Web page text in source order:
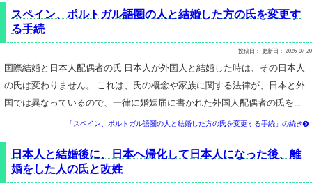
スペイン、ポルトガル語圏の人と結婚した方の氏を変更す
る手続
投稿日： 更新日： 2026-07-20
国際結婚と日本人配偶者の氏 日本人が外国人と結婚した時は、その日本人
の氏は変わりません。 これは、氏の概念や家族に関する法律が、日本と外
国では異なっているので、一律に婚姻届に書かれた外国人配偶者の氏を...
「スペイン、ポルトガル語圏の人と結婚した方の氏を変更する手続」の続き
日本人と結婚後に、日本へ帰化して日本人になった後、離
婚をした人の氏と改姓